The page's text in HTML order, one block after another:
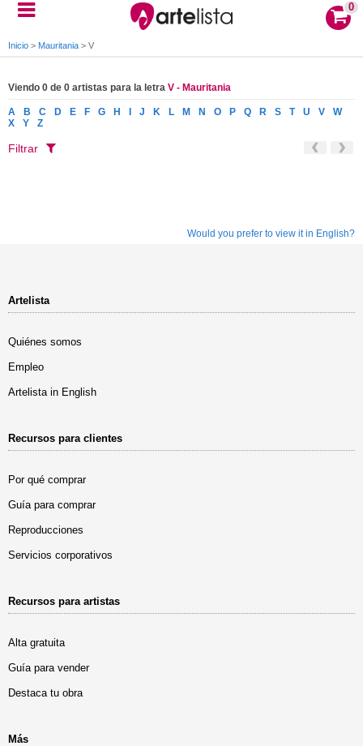
0
Inicio > Mauritania > V
Viendo 0 de 0 artistas para la letra V - Mauritania
A B C D E F G H J K L M N O P Q R S T U V
W
X
Y Z
Filtrar
Would you prefer to view it in English?
Artelista
Quiénes somos
Empleo
Artelista in English
Recursos para clientes
Por qué comprar
Guía para comprar
Reproducciones
Servicios corporativos
Recursos para artistas
Alta gratuita
Guía para vender
Destaca tu obra
Más